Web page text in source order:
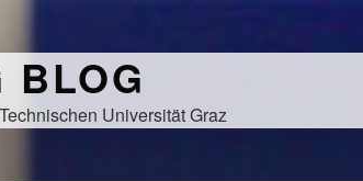
BLOG
Universität Graz